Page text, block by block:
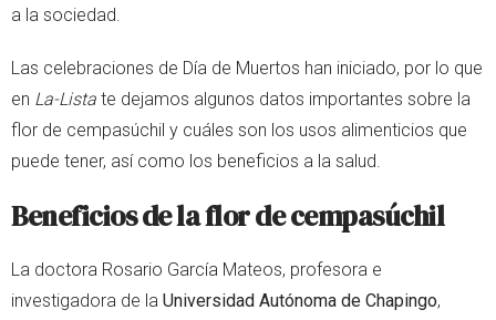
a la sociedad.
Las celebraciones de Día de Muertos han iniciado, por lo que
en La-Lista te dejamos algunos datos importantes sobre la
flor de cempasúchil y cuáles son los usos alimenticios que
puede tener, así como los beneficios a la salud.
Beneficios de la flor de cempasúchil
La doctora Rosario García Mateos, profesora e
investigadora de la Universidad Autónoma de Chapingo,